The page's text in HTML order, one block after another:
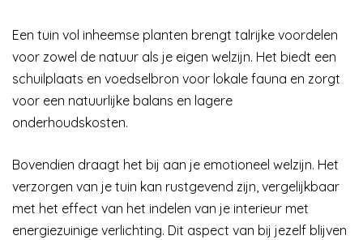
Een tuin vol inheemse planten brengt talrijke voordelen
voor zowel de natuur als je eigen welzijn. Het biedt een
schuilplaats en voedselbron voor lokale fauna en zorgt
voor een natuurlijke balans en lagere
onderhoudskosten.
Bovendien draagt het bij aan je emotioneel welzijn. Het
verzorgen van je tuin kan rustgevend zijn, vergelijkbaar
met het effect van het indelen van je interieur met
energiezuinige verlichting. Dit aspect van bij jezelf blijven